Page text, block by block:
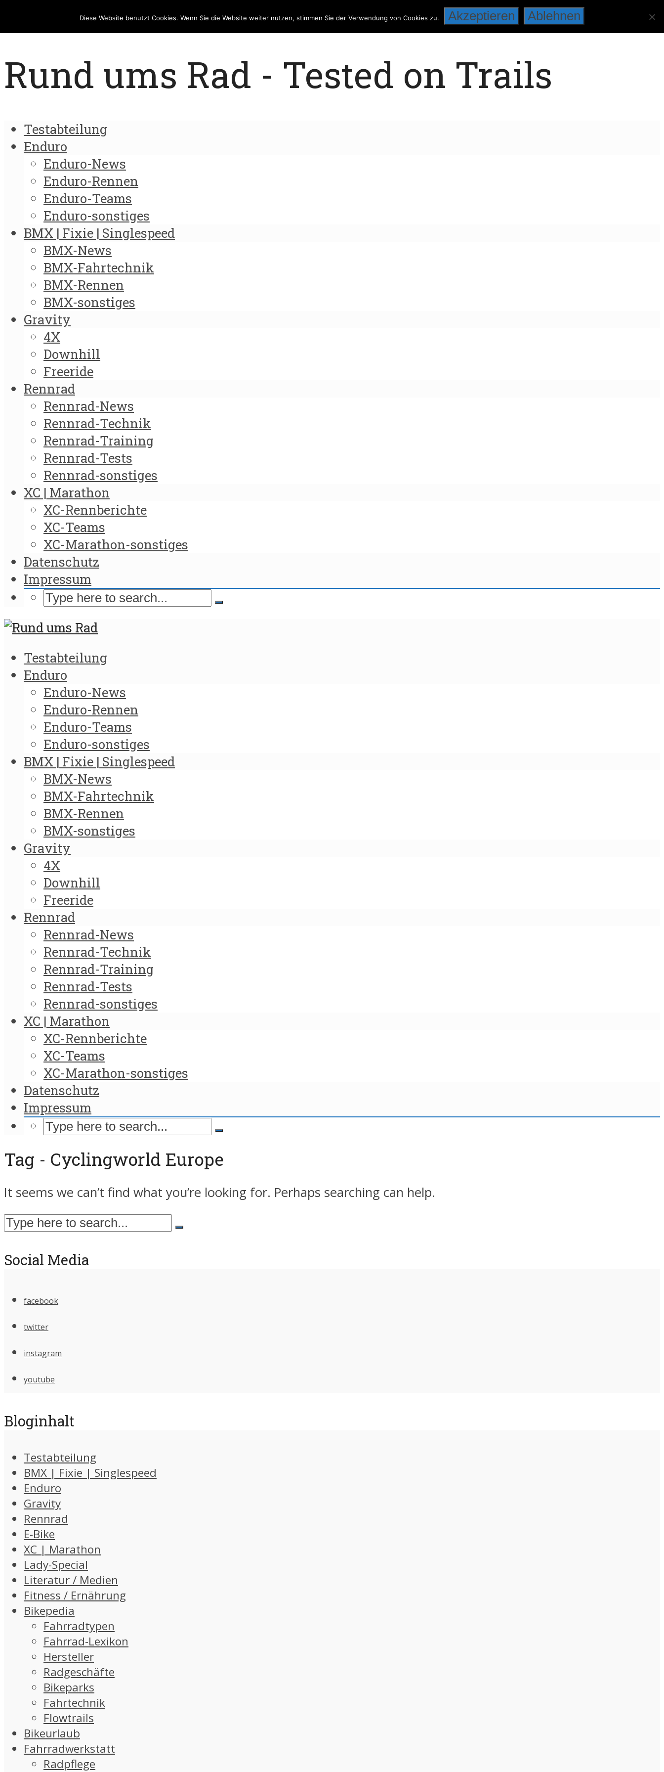
Rund ums Rad - Tested on Trails
Testabteilung
Enduro
Enduro-News
Enduro-Rennen
Enduro-Teams
Enduro-sonstiges
BMX | Fixie | Singlespeed
BMX-News
BMX-Fahrtechnik
BMX-Rennen
BMX-sonstiges
Gravity
4X
Downhill
Freeride
Rennrad
Rennrad-News
Rennrad-Technik
Rennrad-Training
Rennrad-Tests
Rennrad-sonstiges
XC | Marathon
XC-Rennberichte
XC-Teams
XC-Marathon-sonstiges
Datenschutz
Impressum
Testabteilung
Enduro
Enduro-News
Enduro-Rennen
Enduro-Teams
Enduro-sonstiges
BMX | Fixie | Singlespeed
BMX-News
BMX-Fahrtechnik
BMX-Rennen
BMX-sonstiges
Gravity
4X
Downhill
Freeride
Rennrad
Rennrad-News
Rennrad-Technik
Rennrad-Training
Rennrad-Tests
Rennrad-sonstiges
XC | Marathon
XC-Rennberichte
XC-Teams
XC-Marathon-sonstiges
Datenschutz
Impressum
Tag - Cyclingworld Europe
It seems we can’t find what you’re looking for. Perhaps searching can help.
Social Media
facebook
twitter
instagram
youtube
Bloginhalt
Testabteilung
BMX | Fixie | Singlespeed
Enduro
Gravity
Rennrad
E-Bike
XC | Marathon
Lady-Special
Literatur / Medien
Fitness / Ernährung
Bikepedia
Fahrradtypen
Fahrrad-Lexikon
Hersteller
Radgeschäfte
Bikeparks
Fahrtechnik
Flowtrails
Bikeurlaub
Fahrradwerkstatt
Radpflege
Diese Website benutzt Cookies. Wenn Sie die Website weiter nutzen, stimmen Sie der Verwendung von Cookies zu. Akzeptieren Ablehnen